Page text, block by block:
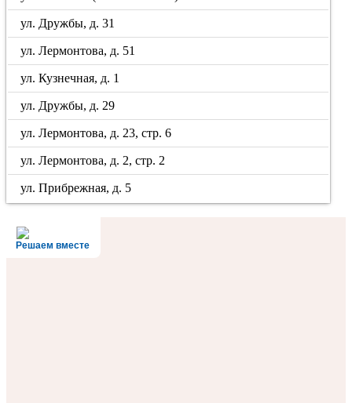
ул. Дружбы, д. 31
ул. Лермонтова, д. 51
ул. Кузнечная, д. 1
ул. Дружбы, д. 29
ул. Лермонтова, д. 23, стр. 6
ул. Лермонтова, д. 2, стр. 2
ул. Прибрежная, д. 5
Решаем вместе